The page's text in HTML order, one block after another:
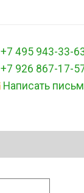
+7 495 943-33-
+7 926 867-17-
Написать